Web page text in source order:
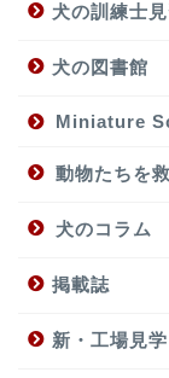
犬の訓練士
犬の図書館
Miniature
動物たちを
犬のコラム
掲載誌
新・工場見